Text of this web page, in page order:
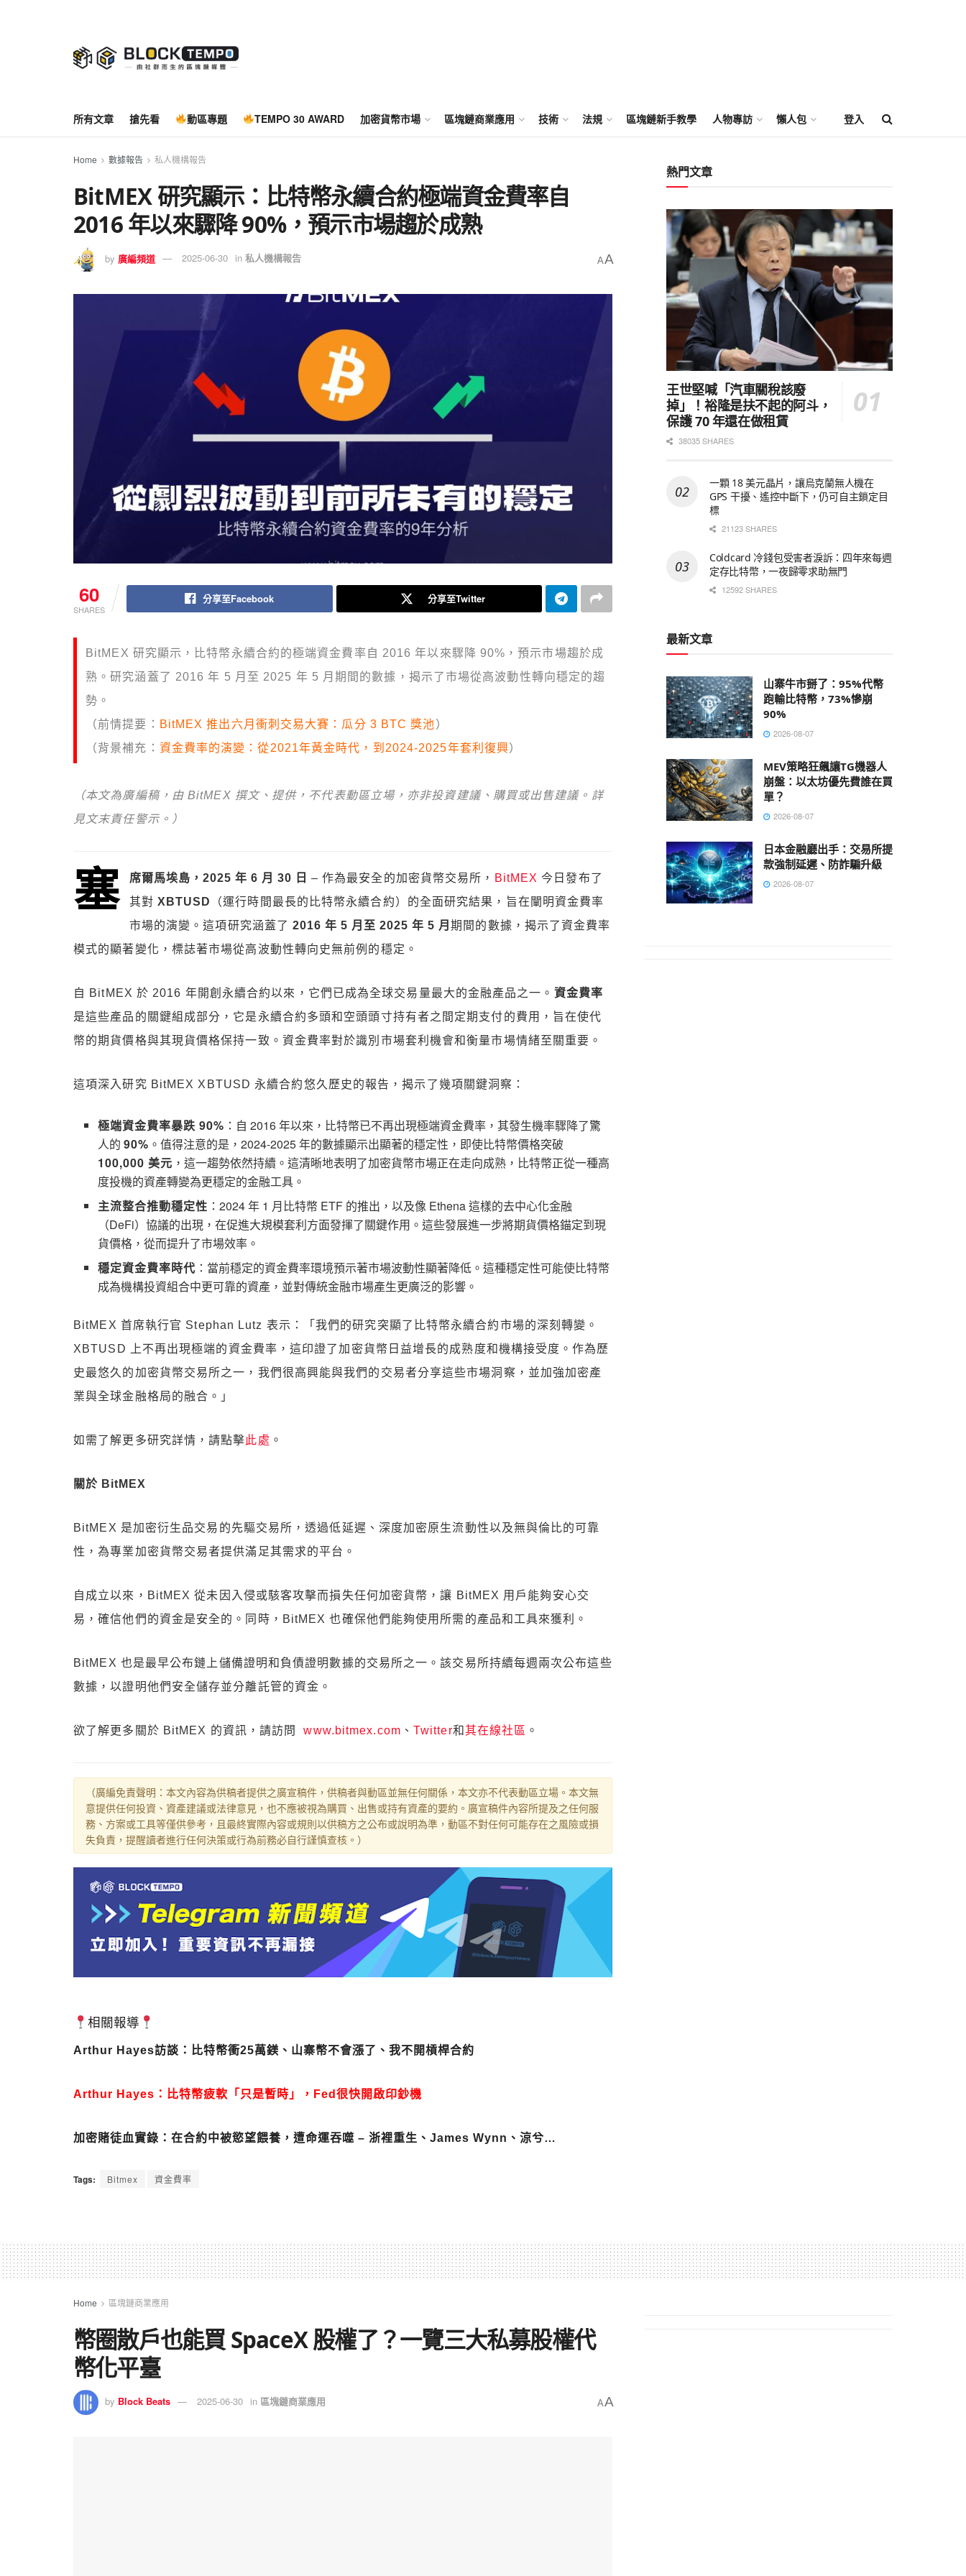
所有文章 搶先看 動區專題 TEMPO 30 AWARD 加密貨幣市場 區塊鏈商業應用 技術 法規 區塊鏈新手教學 人物專訪 懶人包 登入
Home 數據報告 私人機構報告
BitMEX 研究顯示：比特幣永續合約極端資金費率自
2016 年以來驟降 90%，預示市場趨於成熟
by 廣編頻道 2025-06-30 in 私人機構報告 AA
60
SHARES
分享至Facebook 分享至Twitter
BitMEX 研究顯示，比特幣永續合約的極端資金費率自 2016 年以來驟降 90%，預示市場趨於成
熟。研究涵蓋了 2016 年 5 月至 2025 年 5 月期間的數據，揭示了市場從高波動性轉向穩定的趨
勢。
（前情提要： BitMEX 推出六月衝刺交易大賽：瓜分 3 BTC 獎池 ）
（背景補充： 資金費率的演變：從2021年黃金時代，到2024-2025年套利復興）
（本文為廣編稿，由 BitMEX 撰文、提供，不代表動區立場，亦非投資建議、購買或出售建議。詳
見文末責任警示。）
塞 席爾馬埃島，2025 年 6 月 30 日 – 作為最安全的加密貨幣交易所， BitMEX 今日發布了
其對XBTUSD
（運行時間最長的比特幣永續合約）的全面研究結果，旨在闡明資金費率
市場的演變。這項研究涵蓋了2016 年 5 月至 2025 年 5 月期間的數據，揭示了資金費率
模式的顯著變化，標誌著市場從高波動性轉向史無前例的穩定。
自 BitMEX 於 2016 年開創永續合約以來，它們已成為全球交易量最大的金融產品之一。 資金費率
是這些產品的關鍵組成部分，它是永續合約多頭和空頭頭寸持有者之間定期支付的費用，旨在使代
幣的期貨價格與其現貨價格保持一致。資金費率對於識別市場套利機會和衡量市場情緒至關重要。
這項深入研究 BitMEX XBTUSD 永續合約悠久歷史的報告，揭示了幾項關鍵洞察：
極端資金費率暴跌 90% ：自 2016 年以來，比特幣已不再出現極端資金費率，其發生機率驟降了驚
人的90% 。值得注意的是，2024-2025 年的數據顯示出顯著的穩定性，即使比特幣價格突破
100,000 美元 ，這一趨勢依然持續。這清晰地表明了加密貨幣市場正在走向成熟，比特幣正從一種高
度投機的資產轉變為更穩定的金融工具。
主流整合推動穩定性 ：2024 年 1 月比特幣 ETF 的推出，以及像 Ethena 這樣的去中心化金融
（DeFi）協議的出現，在促進大規模套利方面發揮了關鍵作用。這些發展進一步將期貨價格錨定到現
貨價格，從而提升了市場效率。
穩定資金費率時代 ：當前穩定的資金費率環境預示著市場波動性顯著降低。這種穩定性可能使比特幣
成為機構投資組合中更可靠的資產，並對傳統金融市場產生更廣泛的影響。
BitMEX 首席執行官 Stephan Lutz 表示：「我們的研究突顯了比特幣永續合約市場的深刻轉變。
XBTUSD 上不再出現極端的資金費率，這印證了加密貨幣日益增長的成熟度和機構接受度。作為歷
史最悠久的加密貨幣交易所之一，我們很高興能與我們的交易者分享這些市場洞察，並加強加密產
業與全球金融格局的融合。」
如需了解更多研究詳情，請點擊此處 。
關於 BitMEX
BitMEX 是加密衍生品交易的先驅交易所，透過低延遲、深度加密原生流動性以及無與倫比的可靠
性，為專業加密貨幣交易者提供滿足其需求的平台。
自成立以來，BitMEX 從未因入侵或駭客攻擊而損失任何加密貨幣，讓 BitMEX 用戶能夠安心交
易，確信他們的資金是安全的。同時，BitMEX 也確保他們能夠使用所需的產品和工具來獲利。
BitMEX 也是最早公布鏈上儲備證明和負債證明數據的交易所之一。該交易所持續每週兩次公布這些
數據，以證明他們安全儲存並分離託管的資金。
欲了解更多關於 BitMEX 的資訊，請訪問www.bitmex.com 、 Twitter和其在線社區 。
（廣編免責聲明：本文內容為供稿者提供之廣宣稿件，供稿者與動區並無任何關係，本文亦不代表動區立場。本文無
意提供任何投資、資產建議或法律意見，也不應被視為購買、出售或持有資產的要約。廣宣稿件內容所提及之任何服
務、方案或工具等僅供參考，且最終實際內容或規則以供稿方之公布或說明為準，動區不對任何可能存在之風險或損
失負責，提醒讀者進行任何決策或行為前務必自行謹慎查核。）
相關報導
Arthur Hayes訪談：比特幣衝25萬鎂、山寨幣不會漲了、我不開槓桿合約
Arthur Hayes：比特幣疲軟「只是暫時」，Fed很快開啟印鈔機
加密賭徒血實錄：在合約中被慾望餵養，遭命運吞噬 – 浙裡重生、James Wynn、涼兮…
Tags: Bitmex 資金費率
熱門文章
王世堅喊「汽車關稅該廢
掉」！裕隆是扶不起的阿斗，
保護 70 年還在做租賃
38035 SHARES
一顆 18 美元晶片，讓烏克蘭無人機在
GPS 干擾、遙控中斷下，仍可自主鎖定目
標
21123 SHARES
Coldcard 冷錢包受害者淚訴：四年來每週
定存比特幣，一夜歸零求助無門
12592 SHARES
最新文章
山寨牛市掰了：95%代幣
跑輸比特幣，73%慘崩
90%
2026-08-07
MEV策略狂飆讓TG機器人
崩盤：以太坊優先費誰在買
單？
2026-08-07
日本金融廳出手：交易所提
款強制延遲、防詐騙升級
2026-08-07
Home 區塊鏈商業應用
幣圈散戶也能買 SpaceX 股權了？一覽三大私募股權代
幣化平臺
by Block Beats 2025-06-30 in 區塊鏈商業應用 AA